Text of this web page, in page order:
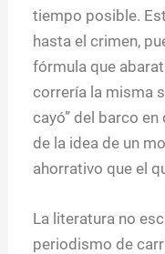
tiempo posible.
hasta el crimen,
fórmula que
correría la misma
cayó” del barco
de la idea de un
ahorrativo que el
La literatura no
periodismo de